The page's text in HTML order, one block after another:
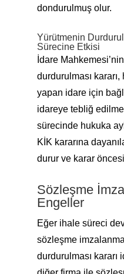
dondurulmuş olur.
Yürütmenin
Sürecine Etkisi
İdare
durdurulması
yapan idare için
idareye tebliğ
sürecinde hukuka
KİK kararına
durur ve karar
Sözleşme
Engeller
Eğer ihale süreci
sözleşme
durdurulması